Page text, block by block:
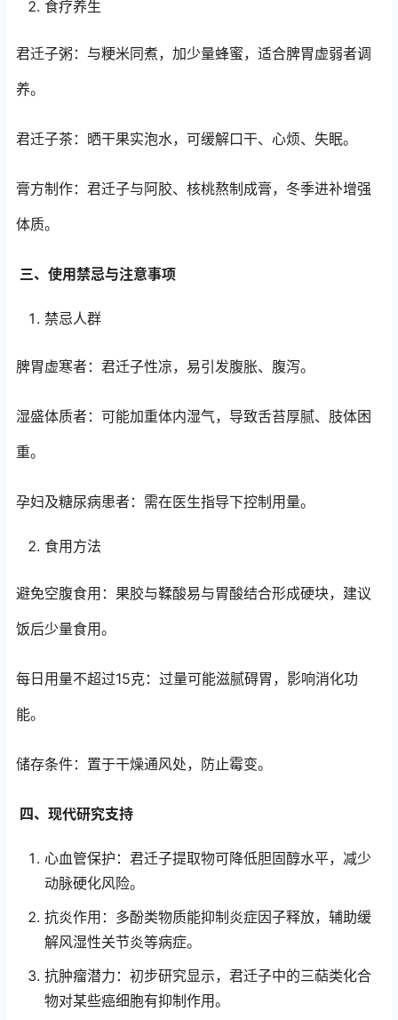
食疗养生
君迁子粥：与粳米同煮，加少量蜂蜜，适合脾胃虚弱者调
养。
君迁子茶：晒干果实泡水，可缓解口干、心烦、失眠。
膏方制作：君迁子与阿胶、核桃熬制成膏，冬季进补增强
体质。
三、使用禁忌与注意事项
禁忌人群
脾胃虚寒者：君迁子性凉，易引发腹胀、腹泻。
湿盛体质者：可能加重体内湿气，导致舌苔厚腻、肢体困
重。
孕妇及糖尿病患者：需在医生指导下控制用量。
食用方法
避免空腹食用：果胶与鞣酸易与胃酸结合形成硬块，建议
饭后少量食用。
每日用量不超过15克：过量可能滋腻碍胃，影响消化功
能。
储存条件：置于干燥通风处，防止霉变。
四、现代研究支持
心血管保护：君迁子提取物可降低胆固醇水平，减少
动脉硬化风险。
抗炎作用：多酚类物质能抑制炎症因子释放，辅助缓
解风湿性关节炎等病症。
抗肿瘤潜力：初步研究显示，君迁子中的三萜类化合
物对某些癌细胞有抑制作用。